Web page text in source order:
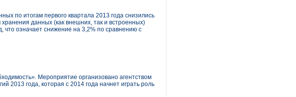
по итогам первого квартала 2013 года снизились
данных (как внешних, так и встроенных)
что означает снижение на 3,2% по сравнению с
Мероприятие организовано агентством
2013 года, которая с 2014 года начнет играть роль